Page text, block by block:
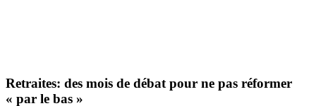
Retraites: des mois de débat pour ne pas réformer
« par le bas »